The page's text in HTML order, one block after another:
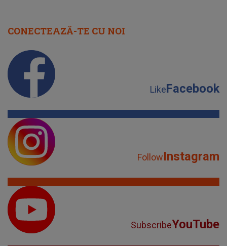
CONECTEAZĂ-TE CU NOI
LikeFacebook
FollowInstagram
SubscribeYouTube